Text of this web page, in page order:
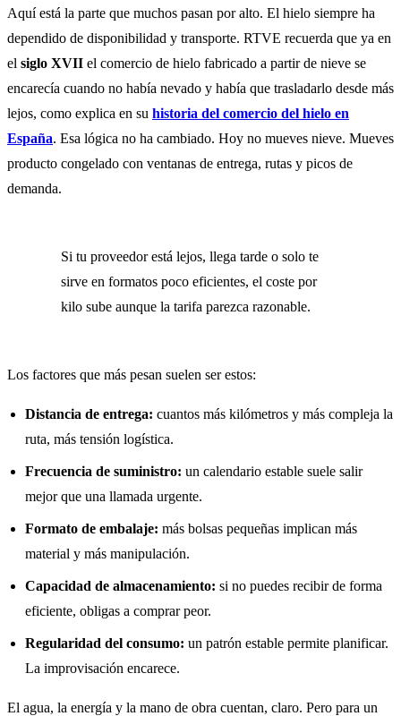
Aquí está la parte que muchos pasan por alto. El hielo siempre ha
dependido de disponibilidad y transporte. RTVE recuerda que ya en
el siglo XVII el comercio de hielo fabricado a partir de nieve se
encarecía cuando no había nevado y había que trasladarlo desde más
lejos, como explica en su historia del comercio del hielo en
España. Esa lógica no ha cambiado. Hoy no mueves nieve. Mueves
producto congelado con ventanas de entrega, rutas y picos de
demanda.
Si tu proveedor está lejos, llega tarde o solo te
sirve en formatos poco eficientes, el coste por
kilo sube aunque la tarifa parezca razonable.
Los factores que más pesan suelen ser estos:
Distancia de entrega: cuantos más kilómetros y más compleja la
ruta, más tensión logística.
Frecuencia de suministro: un calendario estable suele salir
mejor que una llamada urgente.
Formato de embalaje: más bolsas pequeñas implican más
material y más manipulación.
Capacidad de almacenamiento: si no puedes recibir de forma
eficiente, obligas a comprar peor.
Regularidad del consumo: un patrón estable permite planificar.
La improvisación encarece.
El agua, la energía y la mano de obra cuentan, claro. Pero para un